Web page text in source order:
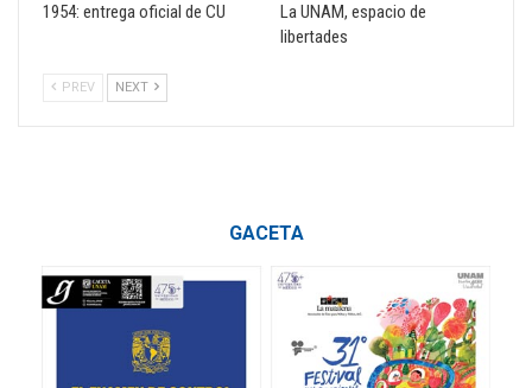
1954: entrega oficial de CU
La UNAM, espacio de
libertades
PREV NEXT
GACETA